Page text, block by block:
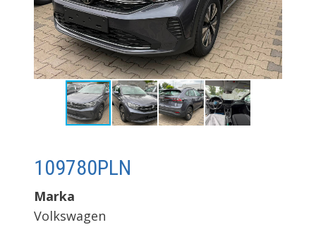
109780PLN
Marka
Volkswagen